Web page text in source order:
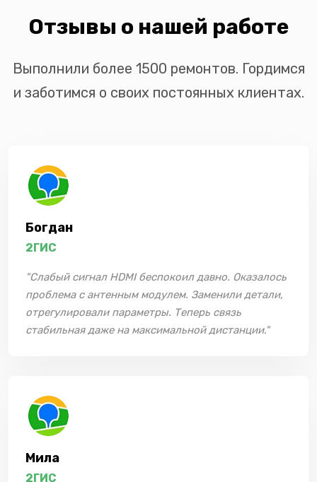
Отзывы о нашей работе
Выполнили более 1500 ремонтов. Гордимся
и заботимся о своих постоянных клиентах.
Богдан
2ГИС
"Слабый сигнал HDMI беспокоил давно. Оказалось
проблема с антенным модулем. Заменили детали,
отрегулировали параметры. Теперь связь
стабильная даже на максимальной дистанции."
Мила
2ГИС